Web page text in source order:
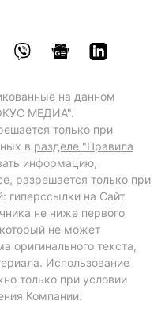
на данном
МЕДИА".
только при
в разделе "Правила
информацию,
разрешается только при
гиперссылки на Сайт
не ниже первого
не может
оригинального текста,
Использование
только при условии
Компании.